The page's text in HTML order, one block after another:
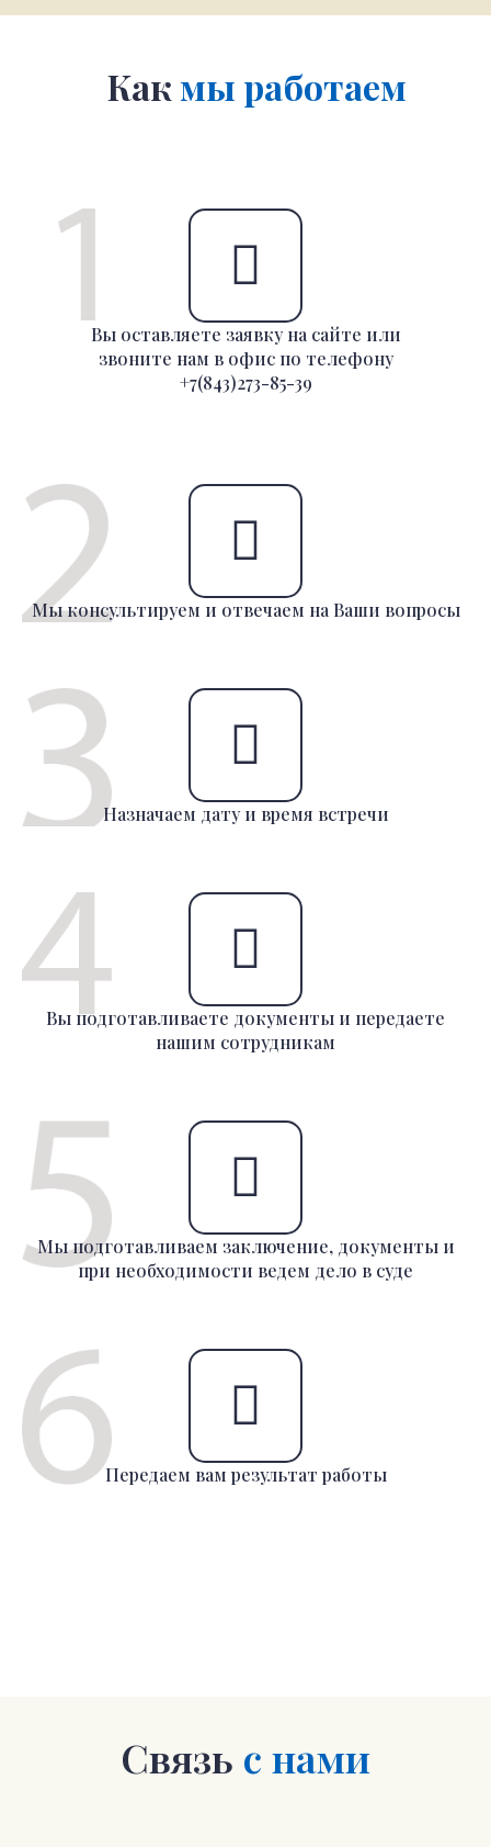
Какмы работаем
Вы оставляете заявку на сайте или
звоните нам в офис по телефону
+7(843)273-85-39
Мы консультируем и отвечаем на Ваши вопросы
Назначаем дату и время встречи
Вы подготавливаете документы и передаете
нашим сотрудникам
Мы подготавливаем заключение, документы и
при необходимости ведем дело в суде
Передаем вам результат работы
Связь с нами